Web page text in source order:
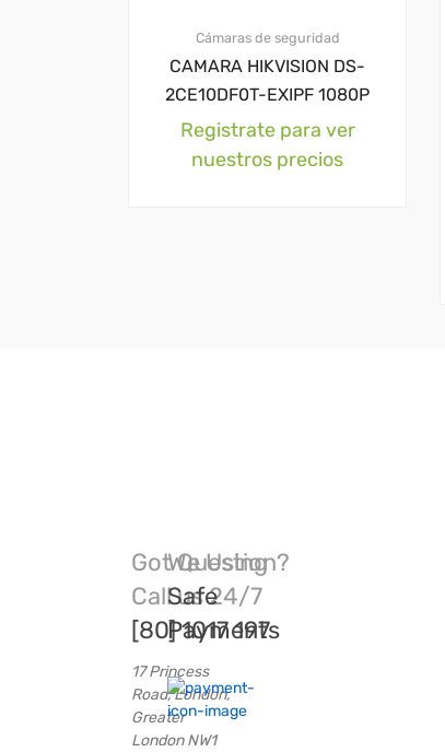
Cámaras de seguridad
CAMARA HIKVISION DS-
2CE10DF0T-EXIPF 1080P
Registrate para ver
nuestros precios
Got Question?
Call us 24/7
[80] 1017 197
17 Princess
Road, London,
Greater
London NW1
We Using
Safe
Payments